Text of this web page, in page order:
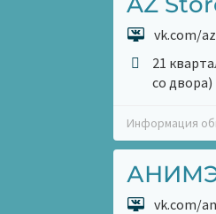
vk.com/
21
со двора)
Информация
vk.com/